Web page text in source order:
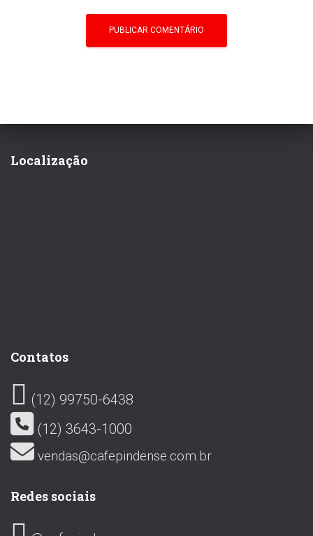
Localização
Contatos
(12) 99750-6438
(12) 3643-1000
vendas@cafepindense.com.br
Redes sociais